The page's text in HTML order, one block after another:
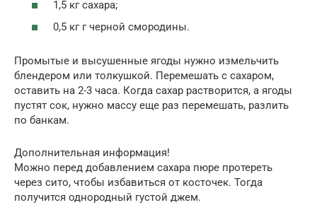
1,5 кг сахара;
0,5 кг г черной смородины.
Промытые и высушенные ягоды нужно измельчить
блендером или толкушкой. Перемешать с сахаром,
оставить на 2-3 часа. Когда сахар растворится, а ягоды
пустят сок, нужно массу еще раз перемешать, разлить
по банкам.
Дополнительная информация!
Можно перед добавлением сахара пюре протереть
через сито, чтобы избавиться от косточек. Тогда
получится однородный густой джем.